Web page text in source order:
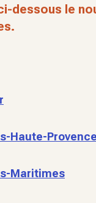
dessous le
Haute-Provence
Maritimes